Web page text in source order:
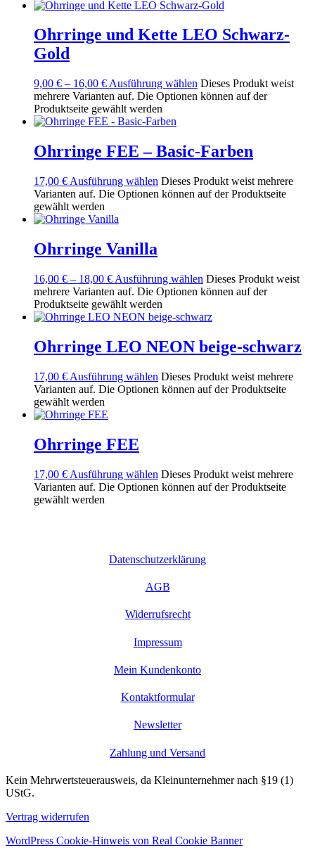
Ohrringe und Kette LEO Schwarz-
Gold
9,00 € – 16,00 € Ausführung wählen Dieses Produkt weist
mehrere Varianten auf. Die Optionen können auf der
Produktseite gewählt werden
Ohrringe FEE – Basic-Farben
17,00 € Ausführung wählen Dieses Produkt weist mehrere
Varianten auf. Die Optionen können auf der Produktseite
gewählt werden
Ohrringe Vanilla
16,00 € – 18,00 € Ausführung wählen Dieses Produkt weist
mehrere Varianten auf. Die Optionen können auf der
Produktseite gewählt werden
Ohrringe LEO NEON beige-schwarz
17,00 € Ausführung wählen Dieses Produkt weist mehrere
Varianten auf. Die Optionen können auf der Produktseite
gewählt werden
Ohrringe FEE
17,00 € Ausführung wählen Dieses Produkt weist mehrere
Varianten auf. Die Optionen können auf der Produktseite
gewählt werden
Datenschutzerklärung
AGB
Widerrufsrecht
Impressum
Mein Kundenkonto
Kontaktformular
Newsletter
Zahlung und Versand
Kein Mehrwertsteuerausweis, da Kleinunternehmer nach §19 (1)
UStG.
Vertrag widerrufen
WordPress Cookie-Hinweis von Real Cookie Banner